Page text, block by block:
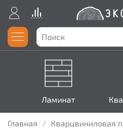
Ламинат
Главная Кварцвиниловая